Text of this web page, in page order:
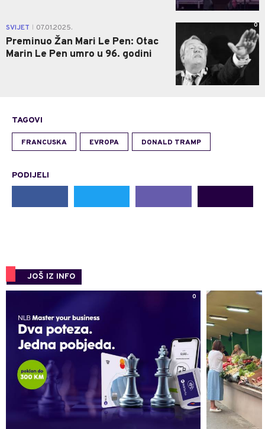
SVIJET 07.01.2025.
Preminuo Žan Mari Le Pen: Otac
Marin Le Pen umro u 96. godini
0
TAGOVI
FRANCUSKA EVROPA DONALD TRAMP
PODIJELI
JOŠ IZ INFO
0